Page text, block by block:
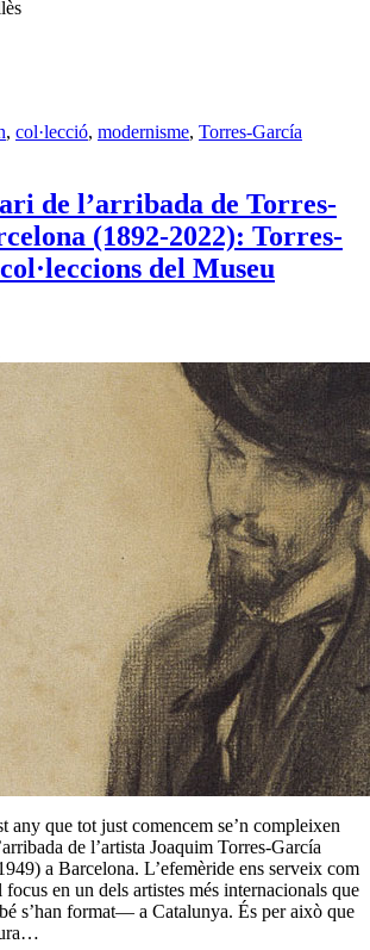
, col·lecció, modernisme, Torres-García
de l’arribada de Torres-
(1892-2022): Torres-
del Museu
any que tot just comencem se’n compleixen
de l’artista Joaquim Torres-García
a Barcelona. L’efemèride ens serveix com
focus en un dels artistes més internacionals que
s’han format— a Catalunya. És per això que